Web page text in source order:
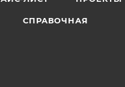
СПРАВОЧНАЯ